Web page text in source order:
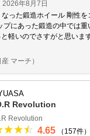
2026年8月7日
った鍛造ホイール 剛性を
プにあった鍛造の中では重
軽いのでさすがと思いま
マーチ）
Revolution
Revolution
4.65 （157件）